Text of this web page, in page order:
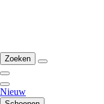
Zoeken
Nieuw